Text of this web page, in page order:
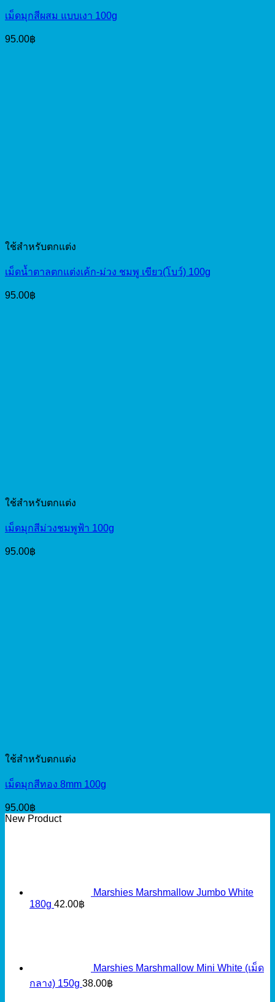
เม็ดมุกสีผสม แบบเงา 100g
95.00฿
ใช้สำหรับตกแต่ง
เม็ดน้ำตาลตกแต่งเค้ก-ม่วง ชมพู เขียว(โบว์) 100g
95.00฿
ใช้สำหรับตกแต่ง
เม็ดมุกสีม่วงชมพูฟ้า 100g
95.00฿
ใช้สำหรับตกแต่ง
เม็ดมุกสีทอง 8mm 100g
95.00฿
New Product
Marshies Marshmallow Jumbo White
180g 42.00฿
Marshies Marshmallow Mini White (เม็ด
กลาง) 150g 38.00฿